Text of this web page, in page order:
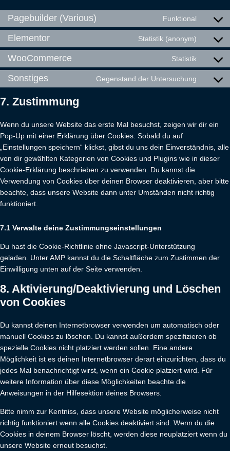
Pagebuilder (Various) Funktional
Elementor Statistik (anonym)
WooCommerce Statistik
Sonstiges Gegenstand der Untersuchung
7. Zustimmung
Wenn du unsere Website das erste Mal besuchst, zeigen wir dir ein
Pop-Up mit einer Erklärung über Cookies. Sobald du auf
„Einstellungen speichern“ klickst, gibst du uns dein Einverständnis, alle
von dir gewählten Kategorien von Cookies und Plugins wie in dieser
Cookie-Erklärung beschrieben zu verwenden. Du kannst die
Verwendung von Cookies über deinen Browser deaktivieren, aber bitte
beachte, dass unsere Website dann unter Umständen nicht richtig
funktioniert.
7.1 Verwalte deine Zustimmungseinstellungen
Du hast die Cookie-Richtlinie ohne Javascript-Unterstützung
geladen. Unter AMP kannst du die Schaltfläche zum Zustimmen der
Einwilligung unten auf der Seite verwenden.
8. Aktivierung/Deaktivierung und Löschen
von Cookies
Du kannst deinen Internetbrowser verwenden um automatisch oder
manuell Cookies zu löschen. Du kannst außerdem spezifizieren ob
spezielle Cookies nicht platziert werden sollen. Eine andere
Möglichkeit ist es deinen Internetbrowser derart einzurichten, dass du
jedes Mal benachrichtigt wirst, wenn ein Cookie platziert wird. Für
weitere Information über diese Möglichkeiten beachte die
Anweisungen in der Hilfesektion deines Browsers.
Bitte nimm zur Kentniss, dass unsere Website möglicherweise nicht
richtig funktioniert wenn alle Cookies deaktiviert sind. Wenn du die
Cookies in deinem Browser löscht, werden diese neuplatziert wenn du
unsere Website erneut besuchst.